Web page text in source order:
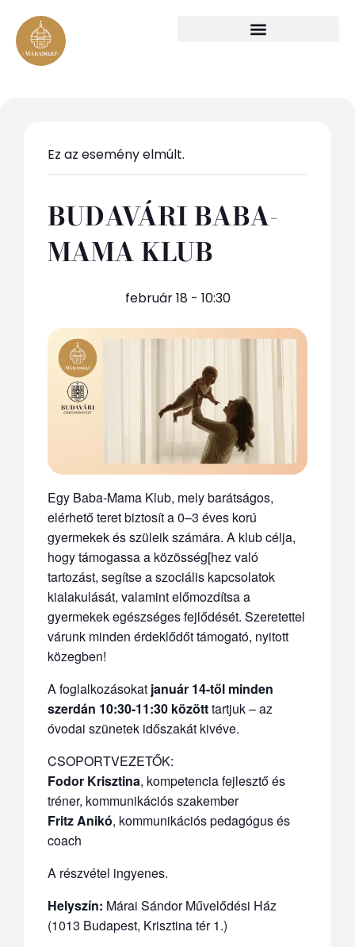
Ez az esemény elmúlt.
BUDAVÁRI BABA-
MAMA KLUB
február 18 - 10:30
Egy Baba-Mama Klub, mely barátságos,
elérhető teret biztosít a 0–3 éves korú
gyermekek és szüleik számára. A klub célja,
hogy támogassa a közösség[hez való
tartozást, segítse a szociális kapcsolatok
kialakulását, valamint előmozdítsa a
gyermekek egészséges fejlődését. Szeretettel
várunk minden érdeklődőt támogató, nyitott
közegben!
A foglalkozásokat január 14-től minden
szerdán 10:30-11:30 közötttartjuk – az
óvodai szünetek időszakát kivéve.
CSOPORTVEZETŐK:
Fodor Krisztina, kompetencia fejlesztő és
tréner, kommunikációs szakember
Fritz Anikó, kommunikációs pedagógus és
coach
A részvétel ingyenes.
Helyszín: Márai Sándor Művelődési Ház
(1013 Budapest, Krisztina tér 1.)